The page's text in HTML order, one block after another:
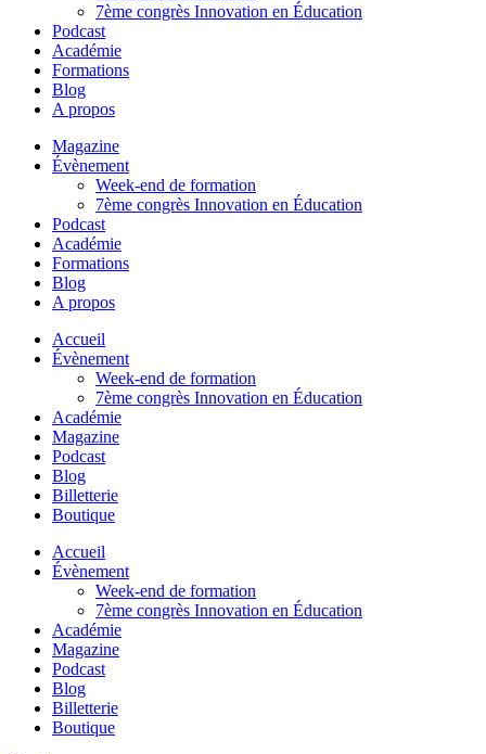
7ème congrès Innovation en Éducation
Podcast
Académie
Formations
Blog
A propos
Magazine
Évènement
Week-end de formation
7ème congrès Innovation en Éducation
Podcast
Académie
Formations
Blog
A propos
Accueil
Évènement
Week-end de formation
7ème congrès Innovation en Éducation
Académie
Magazine
Podcast
Blog
Billetterie
Boutique
Accueil
Évènement
Week-end de formation
7ème congrès Innovation en Éducation
Académie
Magazine
Podcast
Blog
Billetterie
Boutique